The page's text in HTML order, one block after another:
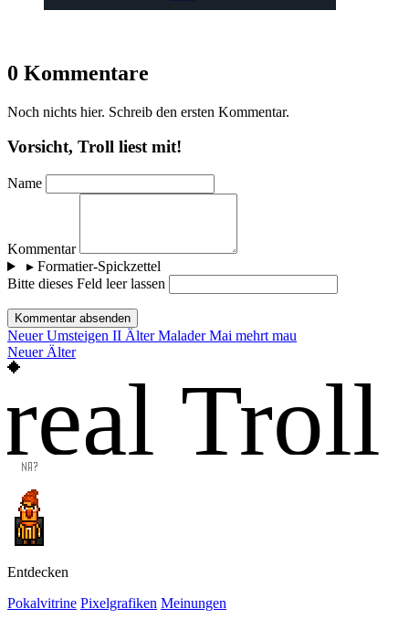
0 Kommentare
Noch nichts hier. Schreib den ersten Kommentar.
Vorsicht, Troll liest mit!
Name
Kommentar
▸Formatier-Spickzettel
Bitte dieses Feld leer lassen
Kommentar absenden
Neuer Umsteigen II Älter Malader Mai mehrt mau
Neuer Älter
real Troll
Entdecken
Pokalvitrine Pixelgrafiken Meinungen